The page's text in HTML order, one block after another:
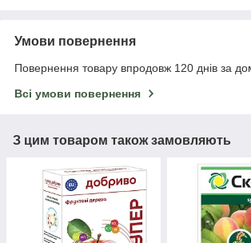
Умови повернення
Повернення товару впродовж 120 днів за
Всі умови повернення
З цим товаром також замовляють